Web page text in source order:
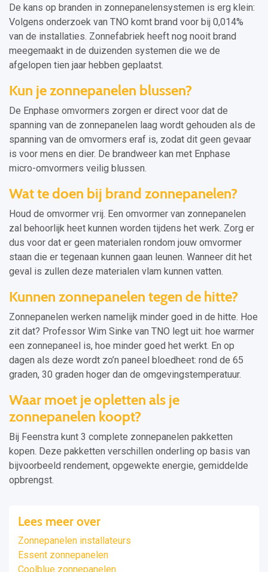
De kans op branden in zonnepanelensystemen is erg klein:
Volgens onderzoek van TNO komt brand voor bij 0,014%
van de installaties. Zonnefabriek heeft nog nooit brand
meegemaakt in de duizenden systemen die we de
afgelopen tien jaar hebben geplaatst.
Kun je zonnepanelen blussen?
De Enphase omvormers zorgen er direct voor dat de
spanning van de zonnepanelen laag wordt gehouden als de
spanning van de omvormers eraf is, zodat dit geen gevaar
is voor mens en dier. De brandweer kan met Enphase
micro-omvormers veilig blussen.
Wat te doen bij brand zonnepanelen?
Houd de omvormer vrij. Een omvormer van zonnepanelen
zal behoorlijk heet kunnen worden tijdens het werk. Zorg er
dus voor dat er geen materialen rondom jouw omvormer
staan die er tegenaan kunnen gaan leunen. Wanneer dit het
geval is zullen deze materialen vlam kunnen vatten.
Kunnen zonnepanelen tegen de hitte?
Zonnepanelen werken namelijk minder goed in de hitte. Hoe
zit dat? Professor Wim Sinke van TNO legt uit: hoe warmer
een zonnepaneel is, hoe minder goed het werkt. En op
dagen als deze wordt zo’n paneel bloedheet: rond de 65
graden, 30 graden hoger dan de omgevingstemperatuur.
Waar moet je opletten als je
zonnepanelen koopt?
Bij Feenstra kunt 3 complete zonnepanelen pakketten
kopen. Deze pakketten verschillen onderling op basis van
bijvoorbeeld rendement, opgewekte energie, gemiddelde
opbrengst.
Lees meer over
Zonnepanelen installateurs
Essent zonnepanelen
Coolblue zonnepanelen